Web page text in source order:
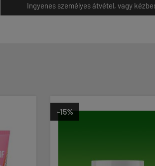
Ingyenes személyes átvétel, vagy